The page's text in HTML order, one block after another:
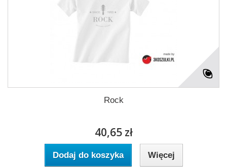
Rock
40,65 zł
Dodaj do koszyka Więcej